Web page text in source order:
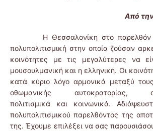
Από
Η Θεσσαλονίκη στο παρελθόν
πολυπολιτισμική στην οποία ζούσαν
κοινότητες με τις μεγαλύτερες να
μουσουλμανική και η ελληνική. Οι
κατά κύριο λόγο αρμονικά μεταξύ
οθωμανικής αυτοκρατορίας,
πολιτισμικά και κοινωνικά.
πολυπολιτισμικού παρελθόντος της
της. Έχουμε επιλέξει να σας